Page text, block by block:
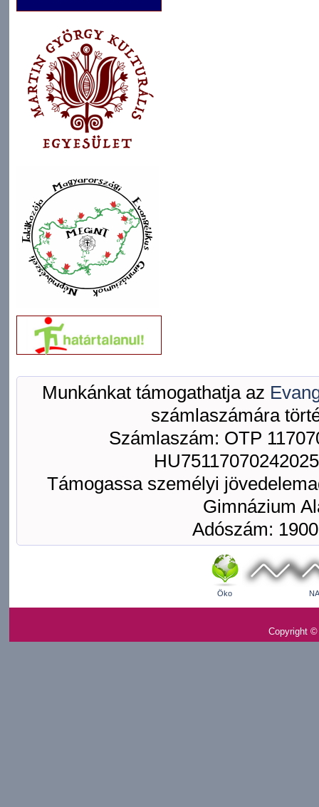
Munkánkat támogathatja az
számlaszámára
Számlaszám: OTP
Támogassa személyi
Gimnázium
Adószám:
Öko
Copyright